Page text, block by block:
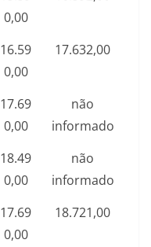
0,00
16.59
0,00
17.632,00
17.69
0,00
não
informado
18.49
0,00
não
informado
17.69
0,00
18.721,00